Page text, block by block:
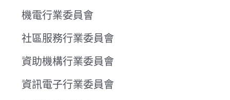
機電行業委員會
社區服務行業委員會
資助機構行業委員會
資訊電子行業委員會